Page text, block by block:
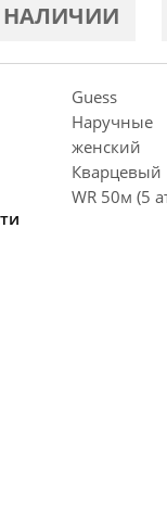
НАЛИЧИИ
Guess
Наручные
женский
Кварцевый
WR 50м (5